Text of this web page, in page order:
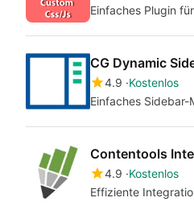
Einfaches Plugin
CG Dynamic
4.9 Kostenlos
Einfaches
Contentools
4.9 Kostenlos
Effiziente